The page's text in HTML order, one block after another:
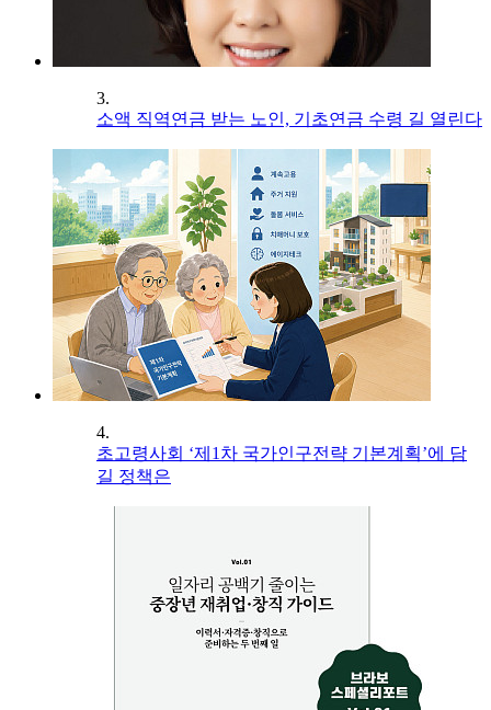
3.
소액 직역연금 받는 노인, 기초연금 수령 길 열린다
4.
초고령사회 ‘제1차 국가인구전략 기본계획’에 담
길 정책은